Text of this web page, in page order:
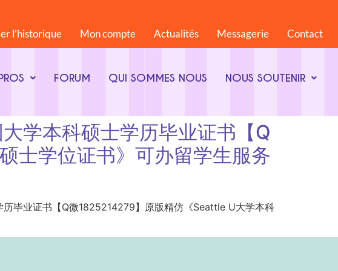
l’historique Mon compte Actualités Messagerie Contact
FORUM QUI SOMMES NOUS NOUS SOUTENIR
学本科硕士学历毕业证书【Q
士学位证书》可办留学生服务
毕业证书【Q微1825214279】原版精仿《Seattle U大学本科